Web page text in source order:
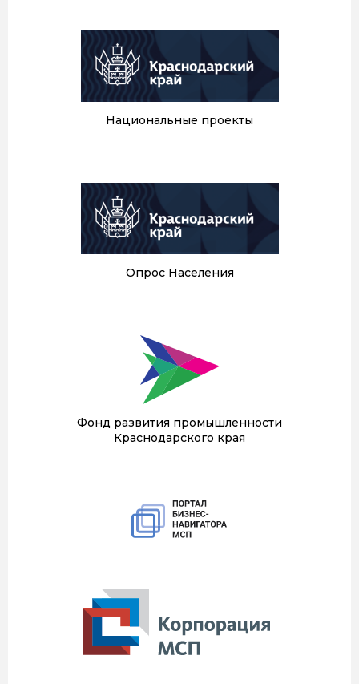
Национальные проекты
Опрос Населения
Фонд развития промышленности
Краснодарского края